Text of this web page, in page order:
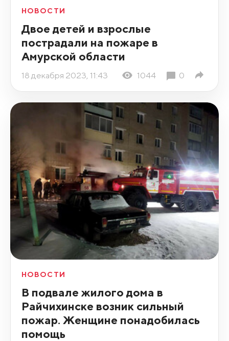
НОВОСТИ
Двое детей и взрослые
пострадали на пожаре в
Амурской области
18 декабря 2023, 11:43 1044 0
НОВОСТИ
В подвале жилого дома в
Райчихинске возник сильный
пожар. Женщине понадобилась
помощь